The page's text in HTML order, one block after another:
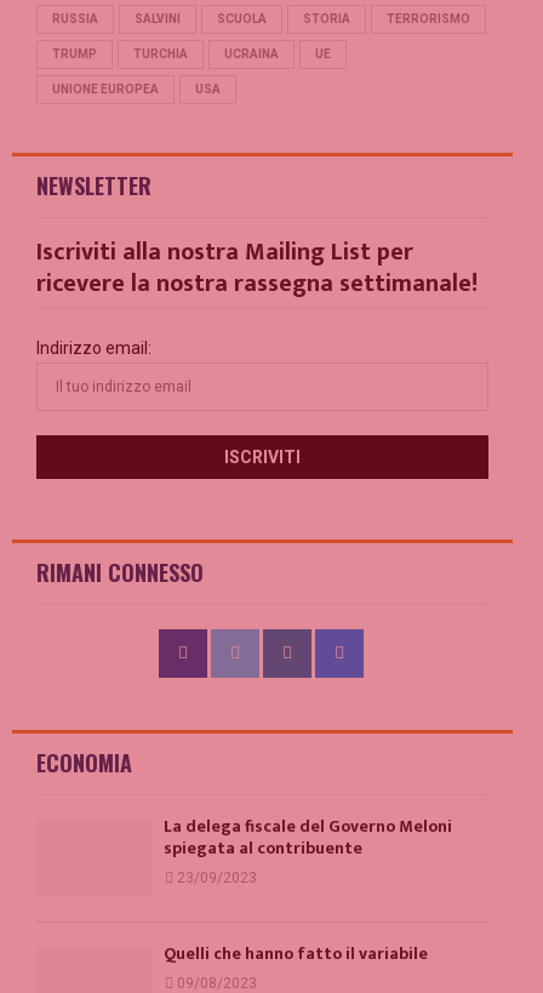
RUSSIA SALVINI SCUOLA STORIA TERRORISMO
TRUMP TURCHIA UCRAINA UE
UNIONE EUROPEA USA
NEWSLETTER
Iscriviti alla nostra Mailing List per
ricevere la nostra rassegna settimanale!
Indirizzo email:
RIMANI CONNESSO
ECONOMIA
La delega fiscale del Governo Meloni
spiegata al contribuente
23/09/2023
Quelli che hanno fatto il variabile
09/08/2023